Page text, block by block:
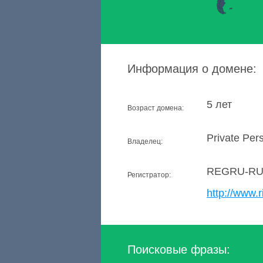
Информация о домене:
Возраст домена: 5 лет
Владелец: Private
Регистратор:
REGRU-RU
http://
Поисковые фразы: